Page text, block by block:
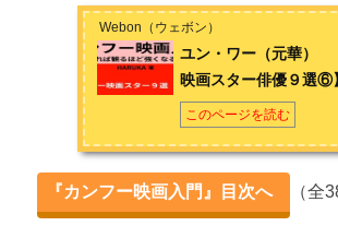
カンフー映画とは 【カンフー映画の歴史①】
ジミー・ウォング氏の時代 【カンフー映画
ブルース・リー氏の時代 【カンフー映画の
ジャッキー・チェン氏の時代「酔拳・蛇拳」
の歴史④】
幻道士」の道士役ラム・チェンイン氏が一番
人に新旧問わずカンフー映画に興味を持って
です。
お問い合わせは から
Webon（ウェボン）
ユン・ワー（元華）
映画スター俳優９選⑥
このページを読む
『カンフー映画入門』目次へ （全